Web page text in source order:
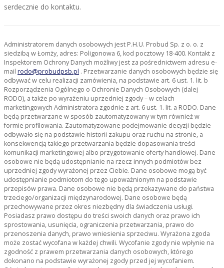
serdecznie do kontaktu.
Administratorem danych osobowych jest P.H.U. Probud Sp. z o. o. z
siedzibą w Łomży, adres: Poligonowa 6, kod pocztowy 18-400. Kontakt z
Inspektorem Ochrony Danych możliwy jest za pośrednictwem adresu e-
mail rodo@probudpsb.pl . Przetwarzanie danych osobowych będzie się
odbywać w celu realizacji zamówienia, na podstawie art. 6 ust. 1. lit. b
Rozporządzenia Ogólnego o Ochronie Danych Osobowych (dalej
RODO), a także po wyrażeniu uprzedniej zgody – w celach
marketingowych Administratora zgodnie z art. 6 ust. 1. lit. a RODO. Dane
będą przetwarzane w sposób zautomatyzowany w tym również w
formie profilowania. Zautomatyzowane podejmowanie decyzji będzie
odbywało się na podstawie historii zakupu oraz ruchu na stronie, a
konsekwencją takiego przetwarzania będzie dopasowania treści
komunikacji marketingowej albo przygotowanie oferty handlowej. Dane
osobowe nie będą udostępnianie na rzecz innych podmiotów bez
uprzedniej zgody wyrażonej przez Ciebie. Dane osobowe mogą być
udostępnianie podmiotom do tego upoważnionym na podstawie
przepisów prawa. Dane osobowe nie będą przekazywane do państwa
trzeciego/organizacji międzynarodowej. Dane osobowe będą
przechowywane przez okres niezbędny dla świadczenia usługi.
Posiadasz prawo dostępu do treści swoich danych oraz prawo ich
sprostowania, usunięcia, ograniczenia przetwarzania, prawo do
przenoszenia danych, prawo wniesienia sprzeciwu. Wyrażona zgoda
może zostać wycofana w każdej chwili. Wycofanie zgody nie wpłynie na
zgodność z prawem przetwarzania danych osobowych, którego
dokonano na podstawie wyrażonej zgody przed jej wycofaniem.